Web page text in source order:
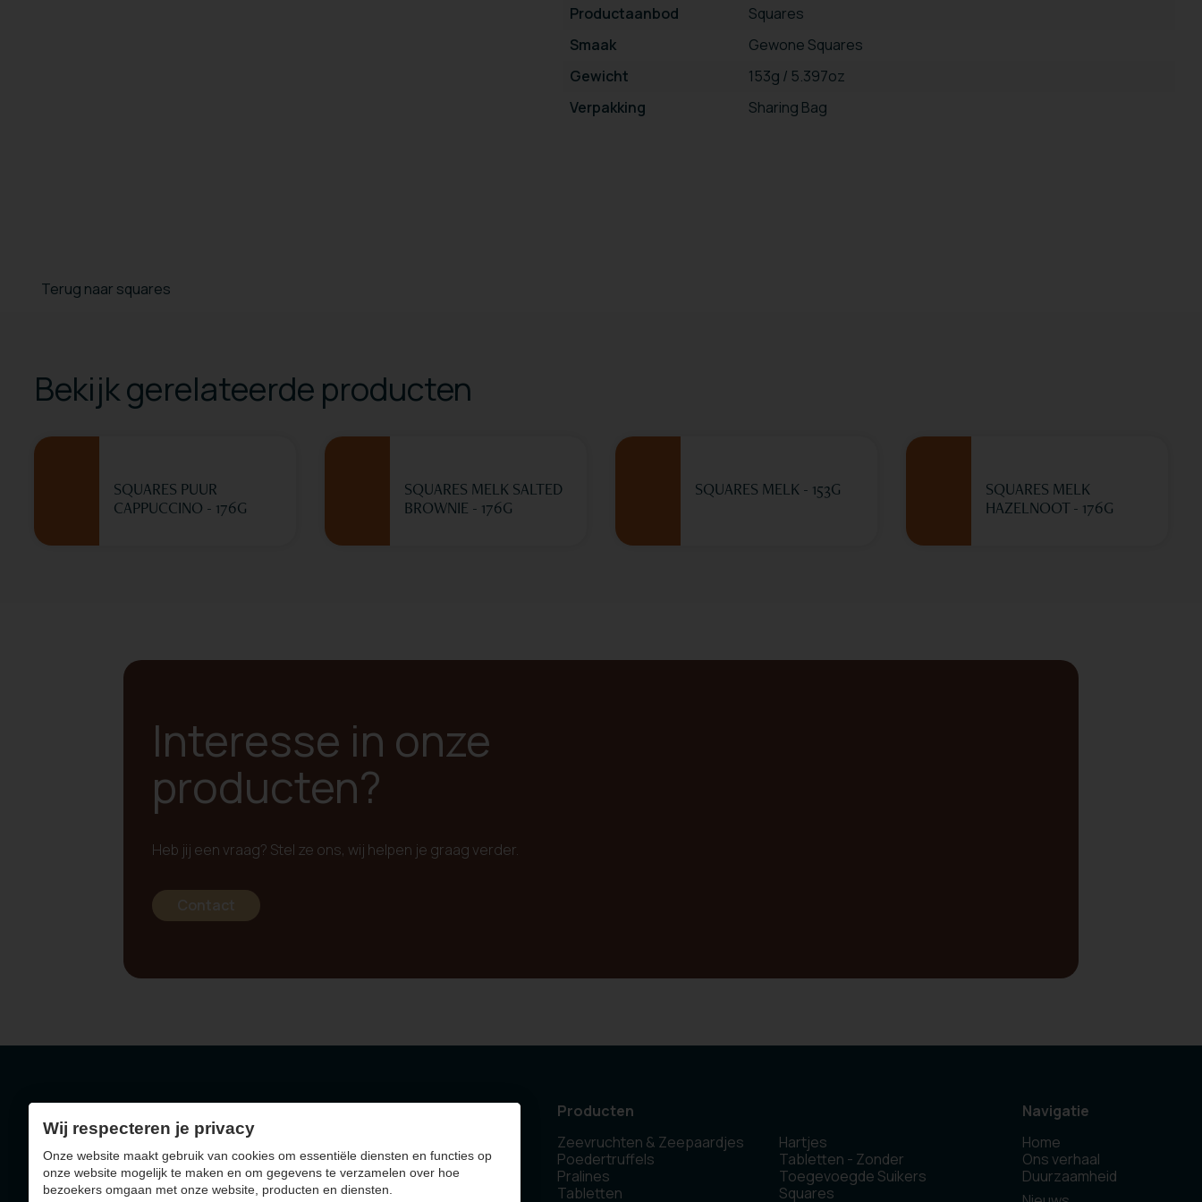
Productaanbod
Squares
Smaak
Gewone Squares
Gewicht
153g / 5.397oz
Verpakking
Sharing Bag
Terug naar squares
Bekijk gerelateerde producten
SQUARES PUUR
CAPPUCCINO - 176G
SQUARES MELK SALTED
BROWNIE - 176G
SQUARES MELK - 153G
SQUARES MELK
HAZELNOOT - 176G
Interesse in onze
producten?
Heb jij een vraag? Stel ze ons, wij helpen je graag verder.
Contact
BE0403.788.036
Producten
Zeevruchten & Zeepaardjes
Poedertruffels
Pralines
Tabletten
Hartjes
Tabletten - Zonder
Toegevoegde Suikers
Squares
Navigatie
Home
Ons verhaal
Duurzaamheid
Wij respecteren je privacy
Onze website maakt gebruik van cookies om essentiële diensten en functies op
onze website mogelijk te maken en om gegevens te verzamelen over hoe
bezoekers omgaan met onze website, producten en diensten.